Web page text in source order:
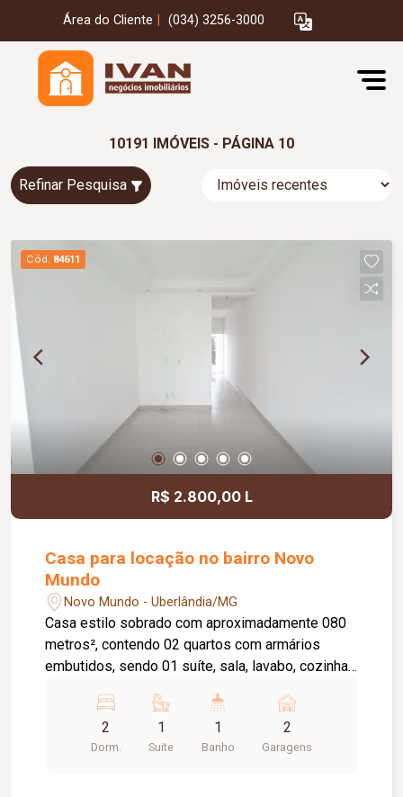
Área do Cliente (034) 3256-3000
10191 IMÓVEIS - PÁGINA 10
Refinar Pesquisa
Cód. 84611
R$ 2.800,00 L
Casa para locação no bairro Novo
Mundo
Novo Mundo - Uberlândia/MG
Casa estilo sobrado com aproximadamente 080
metros², contendo 02 quartos com armários
embutidos, sendo 01 suíte, sala, lavabo, cozinha
e box em blindex, área de serviço coberta e 02
vagas de estacionamento. Imóvel com excelente
distribuição dos ambientes, ideal para quem
2
Dorm.
1
Suite
1
Banho
2
Garagens